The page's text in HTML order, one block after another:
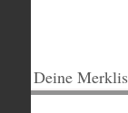
Deine